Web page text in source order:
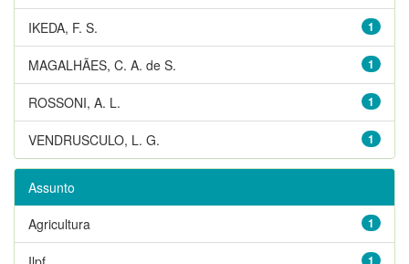
1
IKEDA, F. S.
1
MAGALHÃES, C. A. de S.
1
ROSSONI, A. L.
1
VENDRUSCULO, L. G.
Assunto
1
Agricultura
1